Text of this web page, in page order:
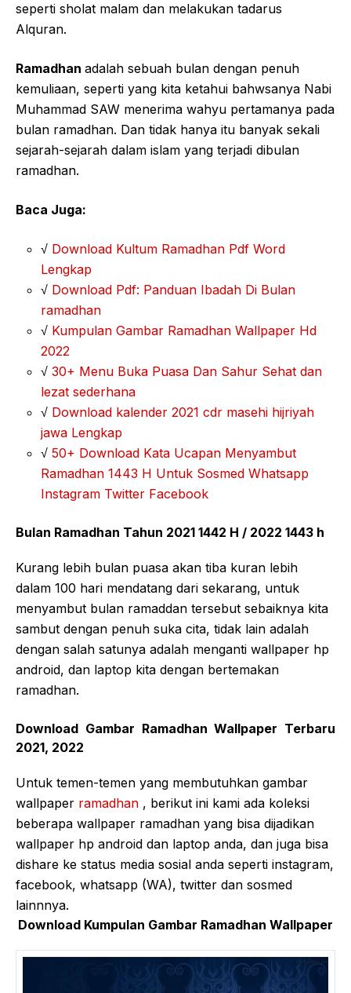
seperti sholat malam dan melakukan tadarus
Alquran.
Ramadhan adalah sebuah bulan dengan penuh
kemuliaan, seperti yang kita ketahui bahwsanya Nabi
Muhammad SAW menerima wahyu pertamanya pada
bulan ramadhan. Dan tidak hanya itu banyak sekali
sejarah-sejarah dalam islam yang terjadi dibulan
ramadhan.
Baca Juga:
√ Download Kultum Ramadhan Pdf Word
Lengkap
√ Download Pdf: Panduan Ibadah Di Bulan
ramadhan
√ Kumpulan Gambar Ramadhan Wallpaper Hd
2022
√ 30+ Menu Buka Puasa Dan Sahur Sehat dan
lezat sederhana
√ Download kalender 2021 cdr masehi hijriyah
jawa Lengkap
√ 50+ Download Kata Ucapan Menyambut
Ramadhan 1443 H Untuk Sosmed Whatsapp
Instagram Twitter Facebook
Bulan Ramadhan Tahun 2021 1442 H / 2022 1443 h
Kurang lebih bulan puasa akan tiba kuran lebih
dalam 100 hari mendatang dari sekarang, untuk
menyambut bulan ramaddan tersebut sebaiknya kita
sambut dengan penuh suka cita, tidak lain adalah
dengan salah satunya adalah menganti wallpaper hp
android, dan laptop kita dengan bertemakan
ramadhan.
Download Gambar Ramadhan Wallpaper Terbaru
2021, 2022
Untuk temen-temen yang membutuhkan gambar
wallpaper ramadhan , berikut ini kami ada koleksi
beberapa wallpaper ramadhan yang bisa dijadikan
wallpaper hp android dan laptop anda, dan juga bisa
dishare ke status media sosial anda seperti instagram,
facebook, whatsapp (WA), twitter dan sosmed
lainnnya.
Download Kumpulan Gambar Ramadhan Wallpaper